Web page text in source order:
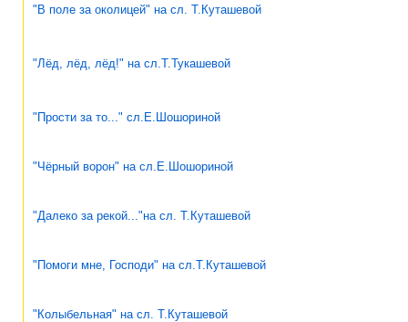
"В поле за околицей" на сл. Т.Куташевой
"Лёд, лёд, лёд!" на сл.Т.Тукашевой
"Прости за то..." сл.Е.Шошориной
"Чёрный ворон" на сл.Е.Шошориной
"Далеко за рекой..."на сл. Т.Куташевой
"Помоги мне, Господи" на сл.Т.Куташевой
"Колыбельная" на сл. Т.Куташевой